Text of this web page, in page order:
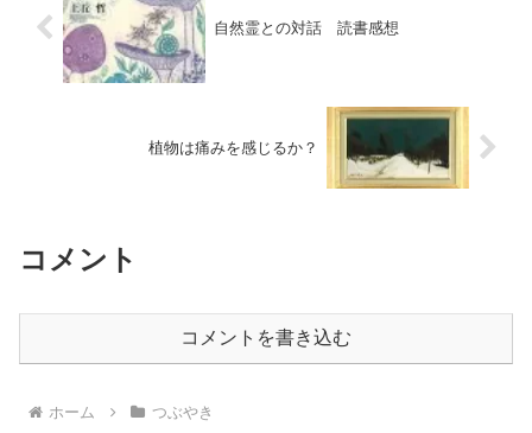
自然霊との対話 読書感想
植物は痛みを感じるか？
コメント
コメントを書き込む
ホーム つぶやき